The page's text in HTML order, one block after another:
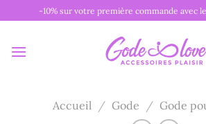
au
-10% sur votre première commande avec
Accueil / Gode / Gode